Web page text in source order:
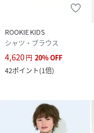
ROOKIE KIDS
シャツ・ブラウス
4,620円 20%OFF
42ポイント(1倍)